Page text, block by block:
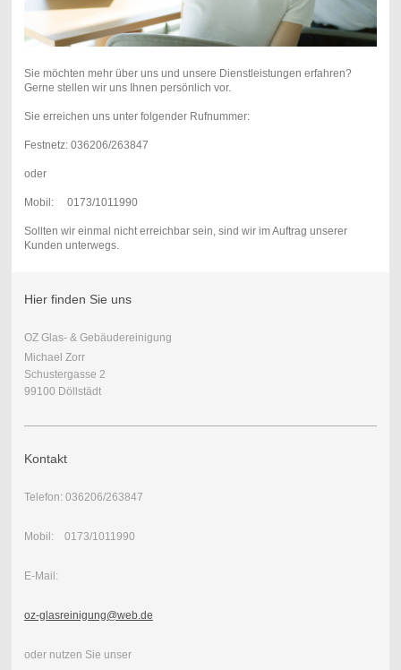
Sie möchten mehr über uns und unsere Dienstleistungen erfahren?
Gerne stellen wir uns Ihnen persönlich vor.
Sie erreichen uns unter folgender Rufnummer:
Festnetz: 036206/263847
oder
Mobil: 0173/1011990
Sollten wir einmal nicht erreichbar sein, sind wir im Auftrag unserer
Kunden unterwegs.
Hier finden Sie uns
OZ Glas- & Gebäudereinigung
Michael Zorr
Schustergasse 2
99100 Döllstädt
Kontakt
Telefon: 036206/263847
Mobil: 0173/1011990
E-Mail:
oz-glasreinigung@web.de
oder nutzen Sie unser